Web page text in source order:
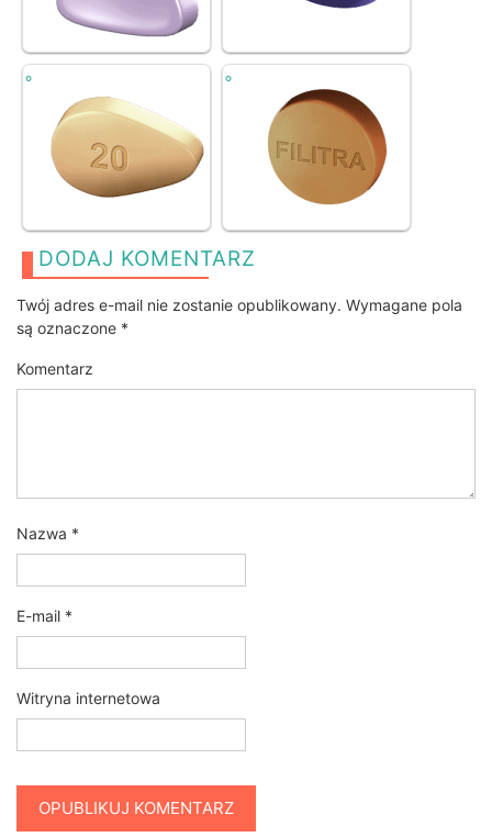
DODAJ KOMENTARZ
Twój adres e-mail nie zostanie opublikowany. Wymagane pola
są oznaczone *
Komentarz
Nazwa *
E-mail *
Witryna internetowa